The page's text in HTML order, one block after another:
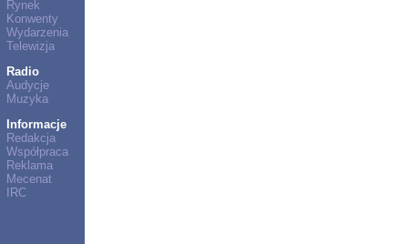
Rynek
Konwenty
Wydarzenia
Telewizja
Radio
Audycje
Muzyka
Informacje
Redakcja
Współpraca
Reklama
Mecenat
IRC